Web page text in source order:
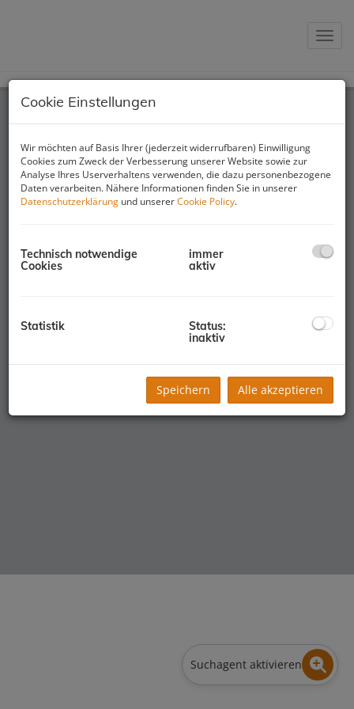
Impressum
Datenschutzinformation
Adresse
+43 662 821075-0
office@realwert.at
Suchagent aktivieren
Cookie Einstellungen
Wir möchten auf Basis Ihrer (jederzeit widerrufbaren) Einwilligung
Cookies zum Zweck der Verbesserung unserer Website sowie zur
Analyse Ihres Userverhaltens verwenden, die dazu personenbezogene
Daten verarbeiten. Nähere Informationen finden Sie in unserer
Datenschutzerklärung und unsererCookie Policy.
Technisch notwendige
Cookies
immer
aktiv
Statistik
Status:
inaktiv
Speichern Alle akzeptieren